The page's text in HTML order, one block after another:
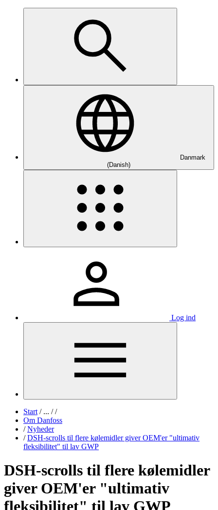
Danmark
(Danish)
Log ind
Start /... / /
Om Danfoss
/ Nyheder
/ DSH-scrolls til flere kølemidler giver OEM'er "ultimativ
fleksibilitet" til lav GWP
DSH-scrolls til flere kølemidler
giver OEM'er "ultimativ
fleksibilitet" til lav GWP